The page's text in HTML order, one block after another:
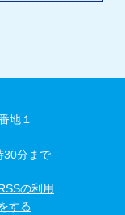
地１
分まで
の利用
する